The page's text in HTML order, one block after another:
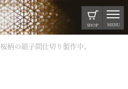
SHOP MENU
桜柄の組子間仕切り製作中。